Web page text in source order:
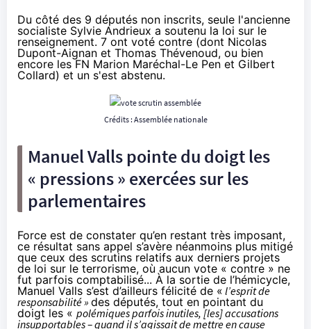
Du côté des 9 députés non inscrits, seule l'ancienne
socialiste Sylvie Andrieux a soutenu la loi sur le
renseignement. 7 ont voté contre (dont Nicolas
Dupont-Aignan et Thomas Thévenoud, ou bien
encore les FN Marion Maréchal-Le Pen et Gilbert
Collard) et un s'est abstenu.
Crédits : Assemblée nationale
Manuel Valls pointe du doigt les
« pressions » exercées sur les
parlementaires
Force est de constater qu’en restant très imposant,
ce résultat sans appel s’avère néanmoins plus mitigé
que ceux des scrutins relatifs aux derniers projets
de loi sur le terrorisme, où aucun vote « contre » ne
fut parfois comptabilisé... À la sortie de l’hémicycle,
Manuel Valls s’est d’ailleurs félicité de « l’esprit de
responsabilité » des députés, tout en pointant du
doigt les « polémiques parfois inutiles, [les] accusations
insupportables – quand il s’agissait de mettre en cause